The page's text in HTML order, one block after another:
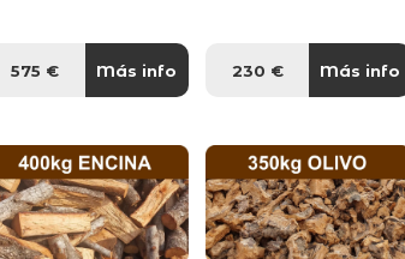
575 € Más info 230 € Más info